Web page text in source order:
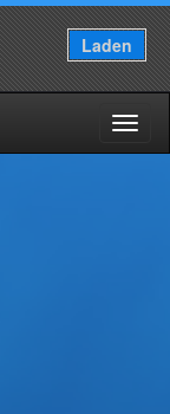
Laden